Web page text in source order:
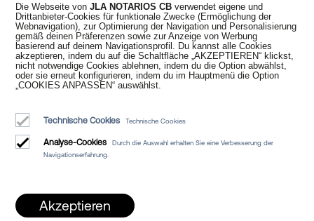
Dienstleistungen
Blog
Wer wir sind
Cookie-Richtlinie
Manifest
Die Webseite vonJLA NOTARIOS CB verwendet eigene und
Drittanbieter-Cookies für funktionale Zwecke (Ermöglichung der
Webnavigation), zur Optimierung der Navigation und Personalisierung
gemäß deinen Präferenzen sowie zur Anzeige von Werbung
basierend auf deinem Navigationsprofil. Du kannst alle Cookies
akzeptieren, indem du auf die Schaltfläche „AKZEPTIEREN“ klickst,
nicht notwendige Cookies ablehnen, indem du die Option abwählst,
oder sie erneut konfigurieren, indem du im Hauptmenü die Option
„COOKIES ANPASSEN“ auswählst.
Technische Cookies Technische Cookies
Analyse-Cookies
Durch die Auswahl erhalten Sie eine Verbesserung der
Navigationserfahrung.
Akzeptieren